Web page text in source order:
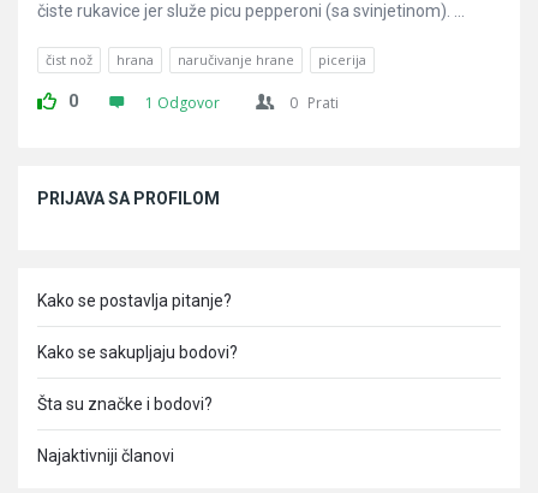
čiste rukavice jer služe picu pepperoni (sa svinjetinom). ...
čist nož hrana naručivanje hrane picerija
0 1 Odgovor 0 Prati
PRIJAVA SA PROFILOM
Kako se postavlja pitanje?
Kako se sakupljaju bodovi?
Šta su značke i bodovi?
Najaktivniji članovi